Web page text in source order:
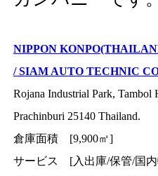
NIPPON
/ SIAM AUTO TECHNIC
Rojana Industrial Park, Tambol
Prachinburi 25140 Thailand.
倉庫面積 [9,900㎡]
サービス [入出庫/保管/国内